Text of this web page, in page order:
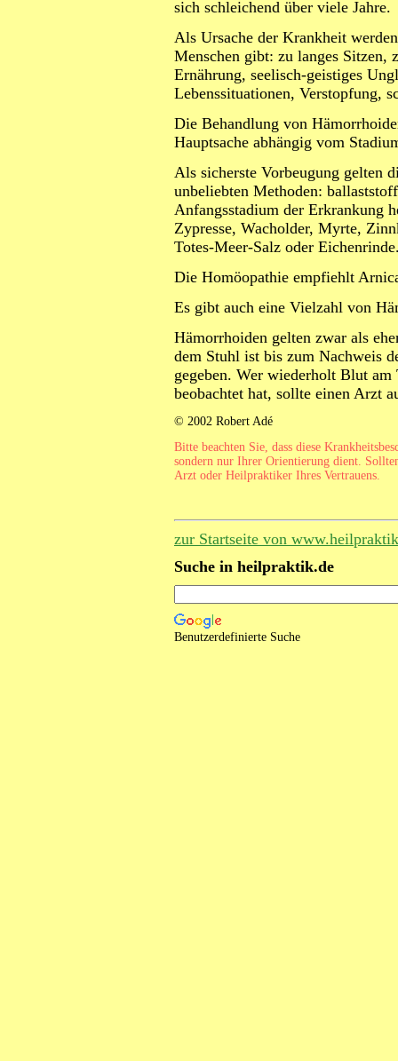
sich schleichend über viele Jahre.
Als Ursache der Krankheit
Menschen gibt: zu langes Sitzen,
Ernährung, seelisch-geistiges
Lebenssituationen, Verstopfung,
Die Behandlung von
Hauptsache abhängig vom
Als sicherste Vorbeugung gelten
unbeliebten Methoden:
Anfangsstadium der Erkrankung
Zypresse, Wacholder, Myrte,
Totes-Meer-Salz oder
Die Homöopathie empfiehlt
Es gibt auch eine Vielzahl von
Hämorrhoiden gelten zwar als
dem Stuhl ist bis zum Nachweis
gegeben. Wer wiederholt Blut am
beobachtet hat, sollte einen Arzt
© 2002 Robert Adé
Bitte beachten Sie, dass diese
sondern nur Ihrer Orientierung dient.
Arzt oder Heilpraktiker Ihres Vertrauens.
zur Startseite von
Suche in heilpraktik.de
Benutzerdefinierte Suche